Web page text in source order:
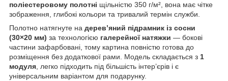
поліестеровому полотні щільністю 350 г/м², вона має чітке
зображення, глибокі кольори та тривалий термін служби.
Полотно натягнуте на дерев’яний підрамник із сосни
(30×20 мм) за технологією галерейної натяжки — бокові
частини зафарбовані, тому картина повністю готова до
розміщення без додаткової рами. Модель складається з 1
модуля, легко підходить під більшість інтер’єрів і є
універсальним варіантом для подарунку.